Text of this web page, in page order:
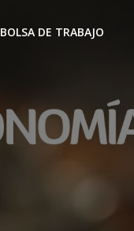
BOLSA DE TRABAJO